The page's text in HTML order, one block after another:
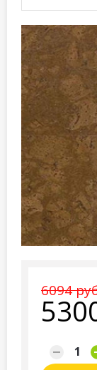
6094